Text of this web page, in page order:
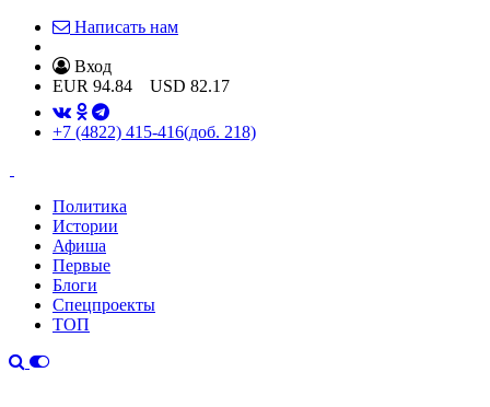
Написать нам
Вход
EUR 94.84 USD 82.17
+7 (4822) 415-416(доб. 218)
Политика
Истории
Афиша
Первые
Блоги
Спецпроекты
ТОП